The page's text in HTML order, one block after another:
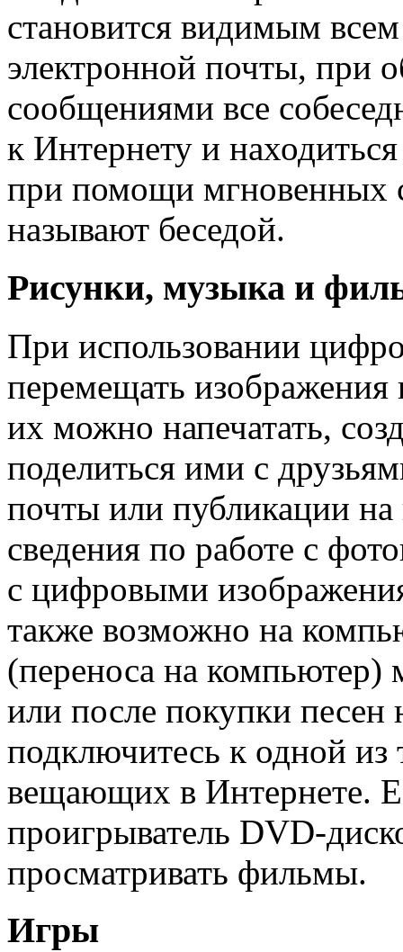
становится видимым
электронной почты, при
сообщениями все
к Интернету и
при помощи мгновенных
называют беседой.
Рисунки, музыка и
При использовании
перемещать
их можно напечатать,
поделиться ими с
почты или публикации
сведения по работе с
с цифровыми
также возможно на
(переноса на компьютер)
или после покупки
подключитесь к одной из
вещающих в Интернете.
проигрыватель DVD-
просматривать фильмы.
Игры